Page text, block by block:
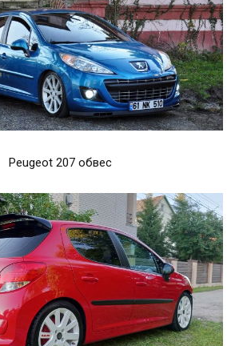
Peugeot 207 обвес